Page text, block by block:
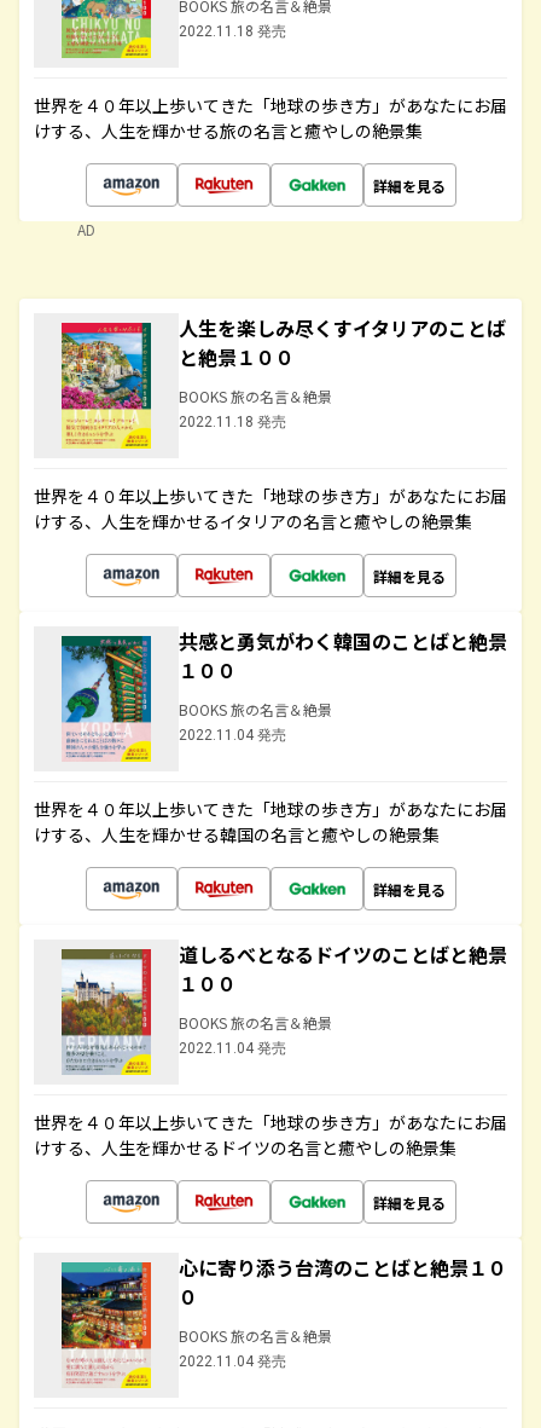
BOOKS 旅の名言＆絶景
2022.11.18 発売
世界を４０年以上歩いてきた「地球の歩き方」があなたにお届
けする、人生を輝かせる旅の名言と癒やしの絶景集
詳細を見る
AD
人生を楽しみ尽くすイタリアのことば
と絶景１００
BOOKS 旅の名言＆絶景
2022.11.18 発売
世界を４０年以上歩いてきた「地球の歩き方」があなたにお届
けする、人生を輝かせるイタリアの名言と癒やしの絶景集
詳細を見る
共感と勇気がわく韓国のことばと絶景
１００
BOOKS 旅の名言＆絶景
2022.11.04 発売
世界を４０年以上歩いてきた「地球の歩き方」があなたにお届
けする、人生を輝かせる韓国の名言と癒やしの絶景集
詳細を見る
道しるべとなるドイツのことばと絶景
１００
BOOKS 旅の名言＆絶景
2022.11.04 発売
世界を４０年以上歩いてきた「地球の歩き方」があなたにお届
けする、人生を輝かせるドイツの名言と癒やしの絶景集
詳細を見る
心に寄り添う台湾のことばと絶景１０
０
BOOKS 旅の名言＆絶景
2022.11.04 発売